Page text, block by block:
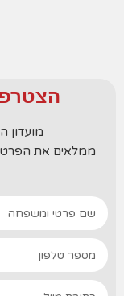
מועדון
ממלאים את